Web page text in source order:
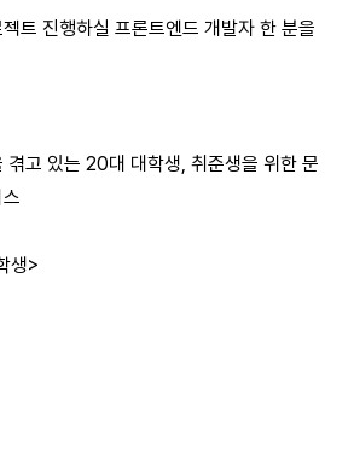
트 진행하실 프론트엔드 개발자 한 분을
겪고 있는 20대 대학생, 취준생을 위한 문
생>